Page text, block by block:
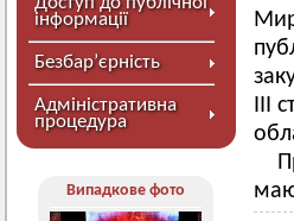
інформації
Безбар’єрність
Адміністративна
процедура
Випадкове фото